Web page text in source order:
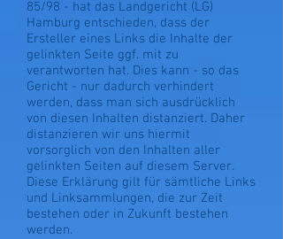
85/98 - hat das Landgericht (LG)
Hamburg entschieden, dass der
Ersteller eines Links die Inhalte der
gelinkten Seite ggf. mit zu
verantworten hat. Dies kann - so das
Gericht - nur dadurch verhindert
werden, dass man sich ausdrücklich
von diesen Inhalten distanziert. Daher
distanzieren wir uns hiermit
vorsorglich von den Inhalten aller
gelinkten Seiten auf diesem Server.
Diese Erklärung gilt für sämtliche Links
und Linksammlungen, die zur Zeit
bestehen oder in Zukunft bestehen
werden.